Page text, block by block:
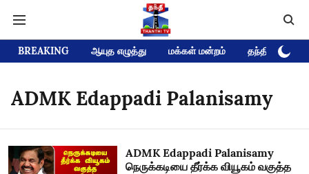
BREAKING ஆயுத எழுத்து மக்கள் மன்றம் தந்தி டிவி
ADMK Edappadi Palanisamy
ADMK Edappadi Palanisamy
நெருக்கடியை தீர்க்க வியூகம் வகுத்த